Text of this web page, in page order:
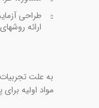
طراحی
ارائه
به علت
مواد اولیه